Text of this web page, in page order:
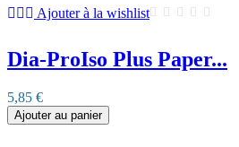
Ajouter à la wishlist
Dia-ProIso Plus Paper...
5,85 €
Ajouter au panier